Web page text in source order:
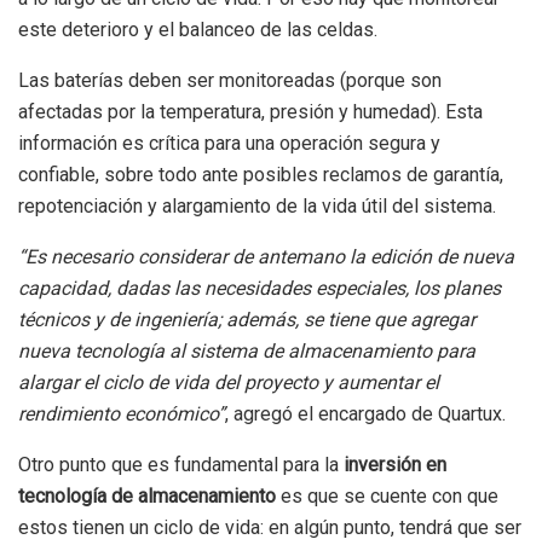
este deterioro y el balanceo de las celdas.
Las baterías deben ser monitoreadas (porque son
afectadas por la temperatura, presión y humedad). Esta
información es crítica para una operación segura y
confiable, sobre todo ante posibles reclamos de garantía,
repotenciación y alargamiento de la vida útil del sistema.
“Es necesario considerar de antemano la edición de nueva
capacidad, dadas las necesidades especiales, los planes
técnicos y de ingeniería; además, se tiene que agregar
nueva tecnología al sistema de almacenamiento para
alargar el ciclo de vida del proyecto y aumentar el
rendimiento económico”, agregó el encargado de Quartux.
Otro punto que es fundamental para la inversión en
tecnología de almacenamiento es que se cuente con que
estos tienen un ciclo de vida: en algún punto, tendrá que ser